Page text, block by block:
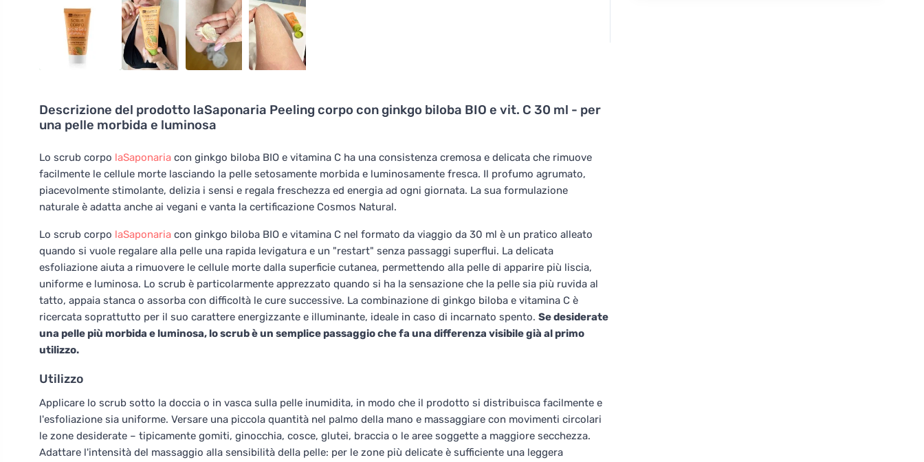
Descrizione del prodotto laSaponaria Peeling corpo con ginkgo biloba BIO e vit. C 30 ml - per
una pelle morbida e luminosa
Lo scrub corpo laSaponaria con ginkgo biloba BIO e vitamina C ha una consistenza cremosa e delicata che rimuove
facilmente le cellule morte lasciando la pelle setosamente morbida e luminosamente fresca. Il profumo agrumato,
piacevolmente stimolante, delizia i sensi e regala freschezza ed energia ad ogni giornata. La sua formulazione
naturale è adatta anche ai vegani e vanta la certificazione Cosmos Natural.
Lo scrub corpo laSaponaria con ginkgo biloba BIO e vitamina C nel formato da viaggio da 30 ml è un pratico alleato
quando si vuole regalare alla pelle una rapida levigatura e un "restart" senza passaggi superflui. La delicata
esfoliazione aiuta a rimuovere le cellule morte dalla superficie cutanea, permettendo alla pelle di apparire più liscia,
uniforme e luminosa. Lo scrub è particolarmente apprezzato quando si ha la sensazione che la pelle sia più ruvida al
tatto, appaia stanca o assorba con difficoltà le cure successive. La combinazione di ginkgo biloba e vitamina C è
ricercata soprattutto per il suo carattere energizzante e illuminante, ideale in caso di incarnato spento. Se desiderate
una pelle più morbida e luminosa, lo scrub è un semplice passaggio che fa una differenza visibile già al primo
utilizzo.
Utilizzo
Applicare lo scrub sotto la doccia o in vasca sulla pelle inumidita, in modo che il prodotto si distribuisca facilmente e
l'esfoliazione sia uniforme. Versare una piccola quantità nel palmo della mano e massaggiare con movimenti circolari
le zone desiderate – tipicamente gomiti, ginocchia, cosce, glutei, braccia o le aree soggette a maggiore secchezza.
Adattare l'intensità del massaggio alla sensibilità della pelle: per le zone più delicate è sufficiente una leggera